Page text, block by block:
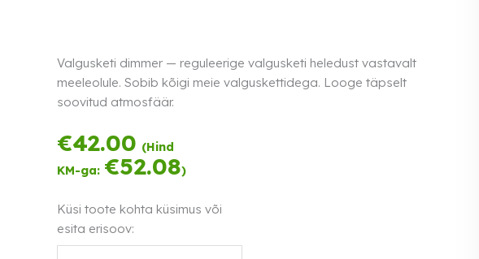
Valgusketi dimmer — reguleerige valgusketi heledust vastavalt
meeleolule. Sobib kõigi meie valguskettidega. Looge täpselt
soovitud atmosfäär.
€42.00 (Hind
KM-ga: €52.08)
Küsi toote kohta küsimus või
esita erisoov: